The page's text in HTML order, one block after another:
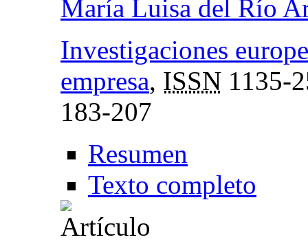
María Luisa del Río
Investigaciones
empresa, ISSN 1135-
183-207
Resumen
Texto completo